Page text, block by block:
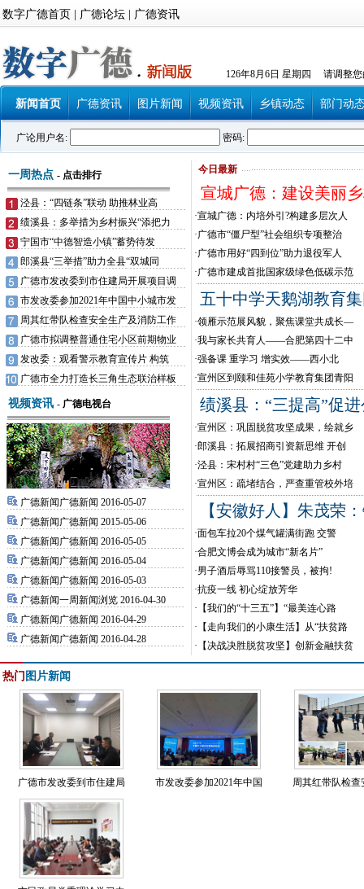
数字广德首页 广德论坛 广德资讯
126年8月6日 星期四 请调整您
新闻首页 广德资讯 图片新闻 视频资讯 乡镇动态 部门动
广论用户名: 密码:
一周热点 - 点击排行
泾县：“四链条”联动 助推林业高
绩溪县：多举措为乡村振兴“添把力
宁国市“中德智造小镇”蓄势待发
郎溪县“三举措”助力全县“双城同
广德市发改委到市住建局开展项目调
市发改委参加2021年中国中小城市发
周其红带队检查安全生产及消防工作
广德市拟调整普通住宅小区前期物业
发改委：观看警示教育宣传片 构筑
广德市全力打造长三角生态联治样板
视频资讯 - 广德电视台
广德新闻广德新闻 2016-05-07
广德新闻广德新闻 2015-05-06
广德新闻广德新闻 2016-05-05
广德新闻广德新闻 2016-05-04
广德新闻广德新闻 2016-05-03
广德新闻一周新闻浏览 2016-04-30
广德新闻广德新闻 2016-04-29
广德新闻广德新闻 2016-04-28
今日最新
宣城广德：建设美丽
·宣城广德：内培外引?构建多层次人
·广德市“僵尸型”社会组织专项整治
·广德市用好“四到位”助力退役军人
·广德市建成首批国家级绿色低碳示范
五十中学天鹅湖教育
·领雁示范展风貌，聚焦课堂共成长—
·我与家长共育人——合肥第四十二中
·强备课 重学习 增实效——西小北
·宣州区到颐和佳苑小学教育集团青阳
绩溪县：“三提高”促
·宣州区：巩固脱贫攻坚成果，绘就乡
·郎溪县：拓展招商引资新思维 开创
·泾县：宋村村“三色”党建助力乡村
·宣州区：疏堵结合，严查重管校外培
【安徽好人】朱茂荣
·面包车拉20个煤气罐满街跑 交警
·合肥文博会成为城市“新名片”
·男子酒后辱骂110接警员，被拘!
·抗疫一线 初心绽放芳华
· 【我们的“十三五”】“最美连心路
· 【走向我们的小康生活】从“扶贫路
· 【决战决胜脱贫攻坚】创新金融扶贫
热门 图片新闻
广德市发改委到市住建局 市发改委参加2021年中国 周其红带队检查